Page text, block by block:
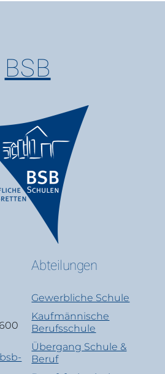
BSB
Abteilungen
Gewerbliche Schule
Kaufmännische
Berufsschule
Übergang Schule &
Beruf